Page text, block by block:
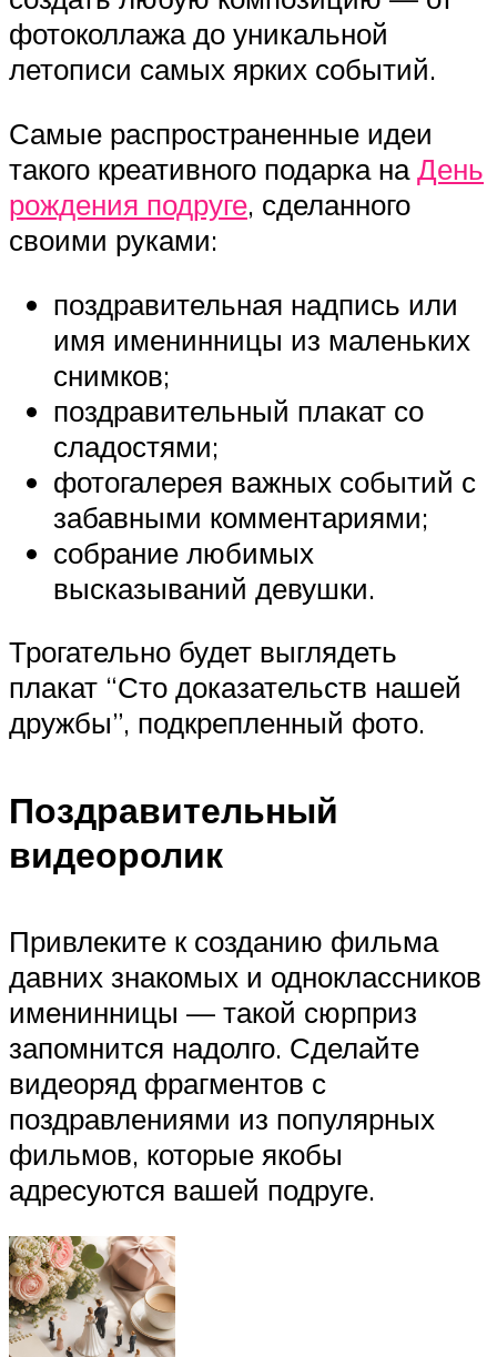
фотоколлажа до уникальной
летописи самых ярких событий.
Самые распространенные идеи
такого креативного подарка наДень
рождения подруге, сделанного
своими руками:
поздравительная надпись или
имя именинницы из маленьких
снимков;
поздравительный плакат со
сладостями;
фотогалерея важных событий с
забавными комментариями;
собрание любимых
высказываний девушки.
Трогательно будет выглядеть
плакат “Сто доказательств нашей
дружбы”, подкрепленный фото.
Поздравительный
видеоролик
Привлеките к созданию фильма
давних знакомых и одноклассников
именинницы — такой сюрприз
запомнится надолго. Сделайте
видеоряд фрагментов с
поздравлениями из популярных
фильмов, которые якобы
адресуются вашей подруге.